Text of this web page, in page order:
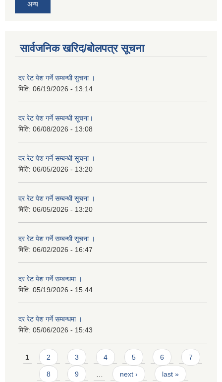
अन्य
सार्वजनिक खरिद/बोलपत्र सूचना
दर रेट पेश गर्ने सम्बन्धी सुचना ।
मिति: 06/19/2026 - 13:14
दर रेट पेश गर्ने सम्बन्धी सूचना।
मिति: 06/08/2026 - 13:08
दर रेट पेश गर्ने सम्बन्धी सूचना ।
मिति: 06/05/2026 - 13:20
दर रेट पेश गर्ने सम्बन्धी सूचना ।
मिति: 06/05/2026 - 13:20
दर रेट पेश गर्ने सम्बन्धी सूचना ।
मिति: 06/02/2026 - 16:47
दर रेट पेश गर्ने सम्बन्धमा ।
मिति: 05/19/2026 - 15:44
दर रेट पेश गर्ने सम्बन्धमा ।
मिति: 05/06/2026 - 15:43
Pages
1 2 3 4 5 6 7
8 9 next › last »